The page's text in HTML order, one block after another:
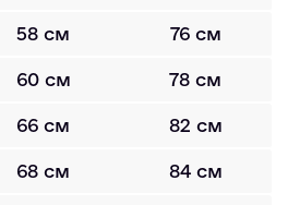
58 см 76 см
60 см 78 см
66 см 82 см
68 см 84 см